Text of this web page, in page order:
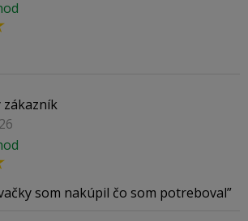
zákazník
som nakúpil čo som potreboval